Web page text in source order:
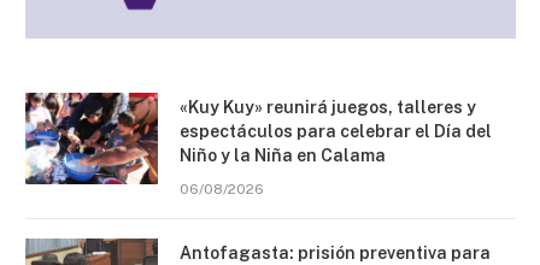
«Kuy Kuy» reunirá juegos, talleres y
espectáculos para celebrar el Día del
Niño y la Niña en Calama
06/08/2026
Antofagasta: prisión preventiva para